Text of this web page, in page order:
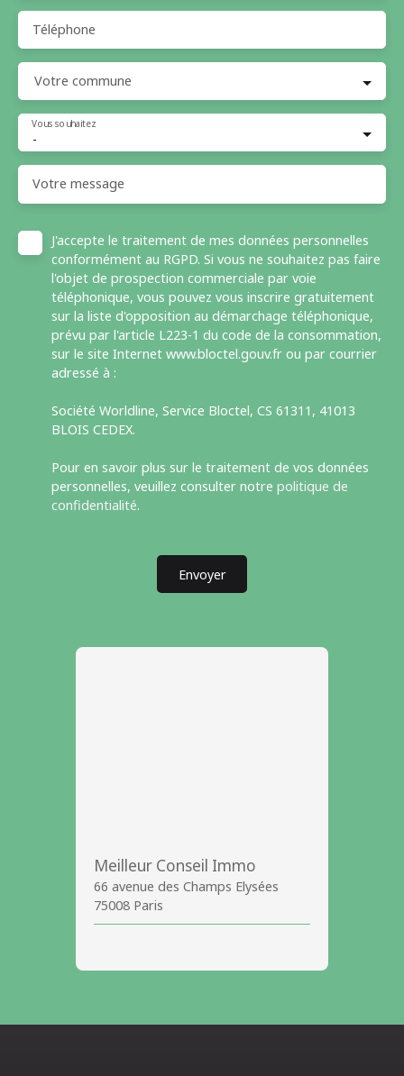
Téléphone
Votre commune
-
Vous souhaitez
Votre message
J'accepte le traitement de mes données personnelles
conformément au RGPD. Si vous ne souhaitez pas faire
l'objet de prospection commerciale par voie
téléphonique, vous pouvez vous inscrire gratuitement
sur la liste d'opposition au démarchage téléphonique,
prévu par l'article L223-1 du code de la consommation,
sur le site Internet www.bloctel.gouv.fr ou par courrier
adressé à :
Société Worldline, Service Bloctel, CS 61311, 41013
BLOIS CEDEX.
Pour en savoir plus sur le traitement de vos données
personnelles, veuillez consulter notre politique de
confidentialité.
Envoyer
Meilleur Conseil Immo
66 avenue des Champs Elysées
75008 Paris